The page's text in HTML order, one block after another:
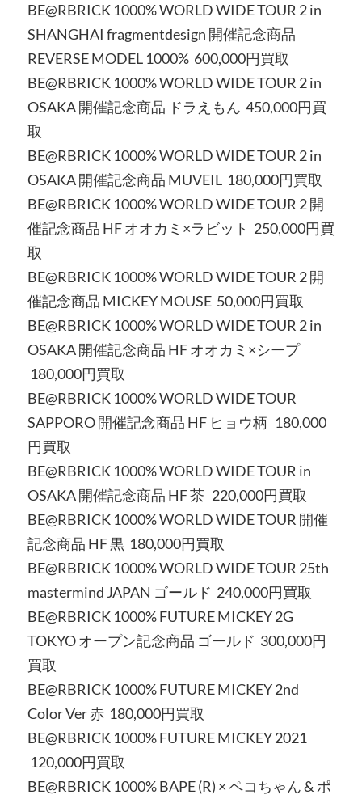
BE@RBRICK 1000% WORLD WIDE TOUR 2 in
SHANGHAI fragmentdesign 開催記念商品
REVERSE MODEL 1000% 600,000円買取
BE@RBRICK 1000% WORLD WIDE TOUR 2 in
OSAKA 開催記念商品 ドラえもん 450,000円買
取
BE@RBRICK 1000% WORLD WIDE TOUR 2 in
OSAKA 開催記念商品 MUVEIL 180,000円買取
BE@RBRICK 1000% WORLD WIDE TOUR 2 開
催記念商品 HF オオカミ×ラビット 250,000円買
取
BE@RBRICK 1000% WORLD WIDE TOUR 2 開
催記念商品 MICKEY MOUSE 50,000円買取
BE@RBRICK 1000% WORLD WIDE TOUR 2 in
OSAKA 開催記念商品 HF オオカミ×シープ
180,000円買取
BE@RBRICK 1000% WORLD WIDE TOUR
SAPPORO 開催記念商品 HF ヒョウ柄 180,000
円買取
BE@RBRICK 1000% WORLD WIDE TOUR in
OSAKA 開催記念商品 HF 茶 220,000円買取
BE@RBRICK 1000% WORLD WIDE TOUR 開催
記念商品 HF 黒 180,000円買取
BE@RBRICK 1000% WORLD WIDE TOUR 25th
mastermind JAPAN ゴールド 240,000円買取
BE@RBRICK 1000% FUTURE MICKEY 2G
TOKYO オープン記念商品 ゴールド 300,000円
買取
BE@RBRICK 1000% FUTURE MICKEY 2nd
Color Ver 赤 180,000円買取
BE@RBRICK 1000% FUTURE MICKEY 2021
120,000円買取
BE@RBRICK 1000% BAPE (R) × ペコちゃん & ポ